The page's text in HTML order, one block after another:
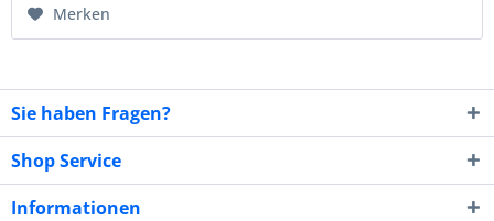
Merken
Sie haben Fragen?
Shop Service
Informationen